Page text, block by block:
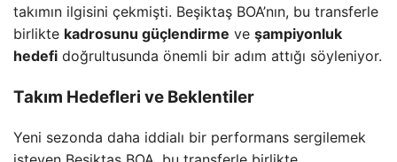
takımın ilgisini çekmişti. Beşiktaş BOA’nın, bu transferle
birlikte kadrosunu güçlendirme ve şampiyonluk
hedefi doğrultusunda önemli bir adım attığı söyleniyor.
Takım Hedefleri ve Beklentiler
Yeni sezonda daha iddialı bir performans sergilemek